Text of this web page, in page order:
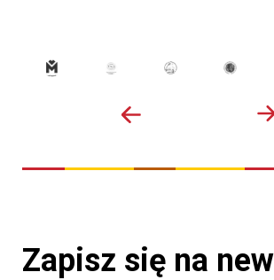
Zapisz się na